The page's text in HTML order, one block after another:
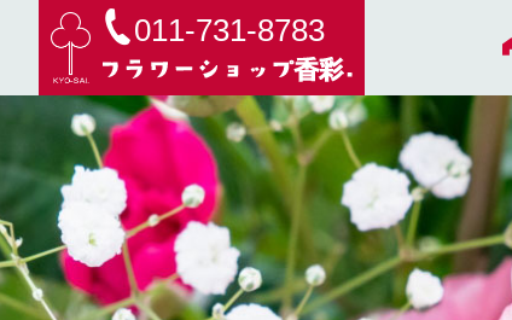
011-731-8783